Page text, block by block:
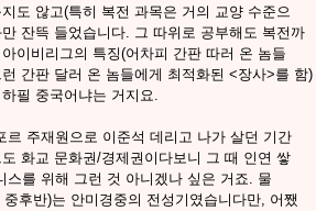
도 않고(특히 복전 과목은 거의 교양 수준으
잔뜩 들었습니다. 그 따위로 공부해도 복전까
이비리그의 특징(어차피 간판 따러 온 놈들
간판 달러 온 놈들에게 최적화된 <장사>를 함)
필 중국어냐는 거지요.
르 주재원으로 이준석 데리고 나가 살던 기간
화교 문화권/경제권이다보니 그 때 인연 쌓
스를 위해 그런 것 아니겠나 싶은 거죠. 물
후반)는 안미경중의 전성기였습니다만, 어쨌